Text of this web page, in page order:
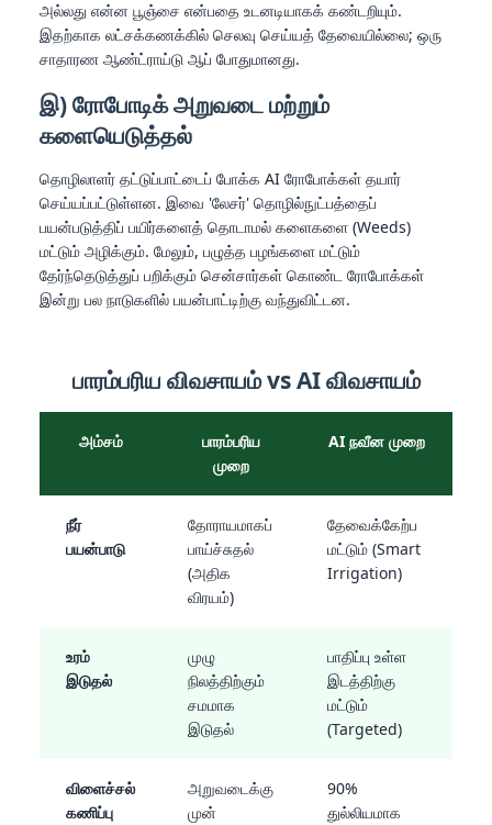
அல்லது என்ன பூஞ்சை என்பதை உடனடியாகக் கண்டறியும்.
இதற்காக லட்சக்கணக்கில் செலவு செய்யத் தேவையில்லை; ஒரு
சாதாரண ஆண்ட்ராய்டு ஆப் போதுமானது.
இ) ரோபோடிக் அறுவடை மற்றும்
களையெடுத்தல்
தொழிலாளர் தட்டுப்பாட்டைப் போக்க AI ரோபோக்கள் தயார்
செய்யப்பட்டுள்ளன. இவை 'லேசர்' தொழில்நுட்பத்தைப்
பயன்படுத்திப் பயிர்களைத் தொடாமல் களைகளை (Weeds)
மட்டும் அழிக்கும். மேலும், பழுத்த பழங்களை மட்டும்
தேர்ந்தெடுத்துப் பறிக்கும் சென்சார்கள் கொண்ட ரோபோக்கள்
இன்று பல நாடுகளில் பயன்பாட்டிற்கு வந்துவிட்டன.
பாரம்பரிய விவசாயம் vs AI விவசாயம்
அம்சம்
பாரம்பரிய
முறை
AI நவீன முறை
நீர்
பயன்பாடு
தோராயமாகப்
பாய்ச்சுதல்
(அதிக
விரயம்)
தேவைக்கேற்ப
மட்டும் (Smart
Irrigation)
உரம்
இடுதல்
முழு
நிலத்திற்கும்
சமமாக
இடுதல்
பாதிப்பு உள்ள
இடத்திற்கு
மட்டும்
(Targeted)
விளைச்சல்
கணிப்பு
அறுவடைக்கு
முன்
90%
துல்லியமாக